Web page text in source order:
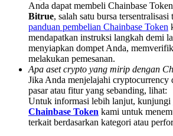
BTC Welcome Rewards
Deposit & Trade BTC to Share
Deposit CASHCAT & Win
Share 500000 CASHCAT prize pool
Anda dapat membeli Chainbase
Bitrue, salah satu bursa tersentralisasi
panduan pembelian Chainbase Token
mendapatkan instruksi langkah demi
menyiapkan dompet Anda,
melakukan pemesanan.
Apa aset crypto yang mirip dengan
Jika Anda menjelajahi cryptocurrency
pasar atau fitur yang sebanding, lihat:
Untuk informasi lebih lanjut, kunjungi
Chainbase Token kami untuk
terkait berdasarkan kategori atau